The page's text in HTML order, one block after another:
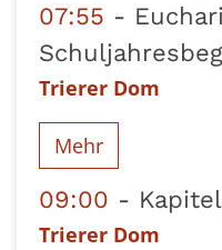
07:55
Trierer Dom
Mehr
09:00
Trierer Dom